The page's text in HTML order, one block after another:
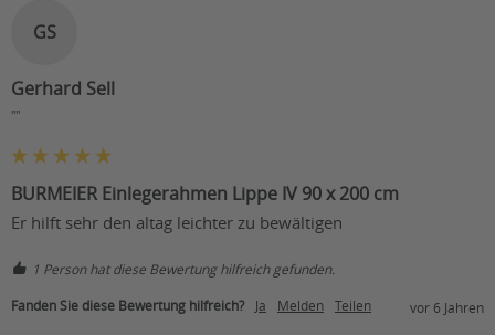
GS
Gerhard Sell
""
BURMEIER Einlegerahmen Lippe IV 90 x 200 cm
Er hilft sehr den altag leichter zu bewältigen
1 Person hat diese Bewertung hilfreich gefunden.
Fanden Sie diese Bewertung hilfreich? Ja Melden Teilen vor 6 Jahren